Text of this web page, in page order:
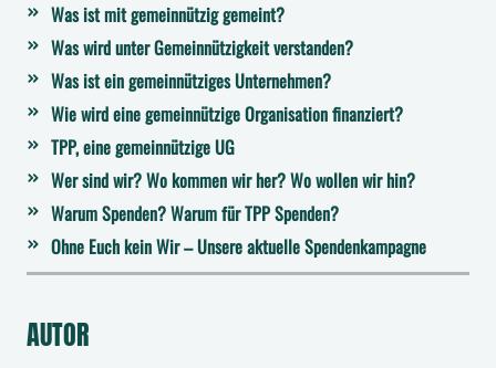
Was ist mit gemeinnützig gemeint?
Was wird unter Gemeinnützigkeit verstanden?
Was ist ein gemeinnütziges Unternehmen?
Wie wird eine gemeinnützige Organisation finanziert?
TPP, eine gemeinnützige UG
Wer sind wir? Wo kommen wir her? Wo wollen wir hin?
Warum Spenden? Warum für TPP Spenden?
Ohne Euch kein Wir – Unsere aktuelle Spendenkampagne
AUTOR